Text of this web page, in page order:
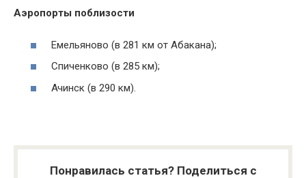
Аэропорты поблизости
Емельяново (в 281 км от Абакана);
Спиченково (в 285 км);
Ачинск (в 290 км).
Понравилась статья? Поделиться с